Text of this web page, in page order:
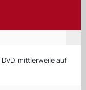
mittlerweile auf